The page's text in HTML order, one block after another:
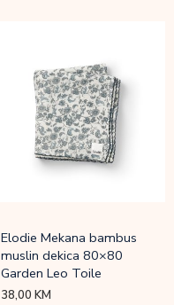
Elodie Mekana bambus
muslin dekica 80×80
Garden Leo Toile
38,00KM